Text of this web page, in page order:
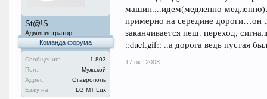
St@!S
Администратор
Команда форума
Сообщения:
1.803
Пол:
Мужской
Адрес:
Ставрополь
Езжу на:
LG MT Lux
машин....идем(медленно-
примерно на середине дороги…он
заканчивается пеш. переход,
::duel.gif:: ..а дорога ведь пустая
17 окт 2008